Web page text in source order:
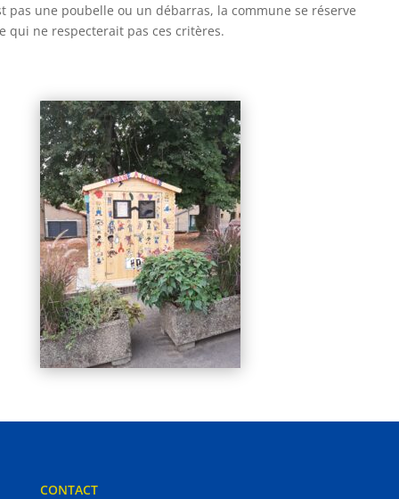
pas une poubelle ou un débarras, la commune se réserve
qui ne respecterait pas ces critères.
CONTACT